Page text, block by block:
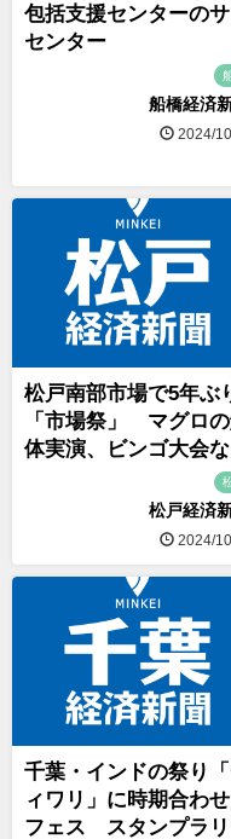
包括支援センターの
センター
船橋経済
2024/
松戸南部市場で5年ぶ
「市場祭」 マグロ
体実演、ビンゴ大会
松戸経済
2024/
千葉・インドの祭り
ィワリ」に時期合わ
フェス スタンプラ